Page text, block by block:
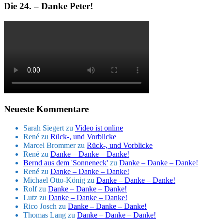
Die 24. – Danke Peter!
Neueste Kommentare
Sarah Siegert zu Video ist online
René zu Rück-, und Vorblicke
Marcel Brommerzu Rück-, und Vorblicke
René zu Danke – Danke – Danke!
Bernd aus dem 'Sonneneck' zu Danke – Danke – Danke!
René zu Danke – Danke – Danke!
Michael Otto-König zu Danke – Danke – Danke!
Rolfzu Danke – Danke – Danke!
Lutz zu Danke – Danke – Danke!
Rico Josch zu Danke – Danke – Danke!
Thomas Lang zu Danke – Danke – Danke!